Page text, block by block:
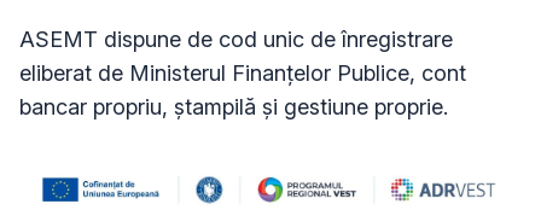
ASEMT dispune de cod unic de înregistrare
eliberat de Ministerul Finanțelor Publice, cont
bancar propriu, ștampilă și gestiune proprie.